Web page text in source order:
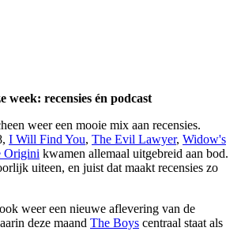
week: recensies én podcast
weer een mooie mix aan recensies.
I Will Find You, The Evil Lawyer, Widow's
Origini kwamen allemaal uitgebreid aan bod.
uiteen, en juist dat maakt recensies zo
weer een nieuwe aflevering van de
deze maand The Boys centraal staat als